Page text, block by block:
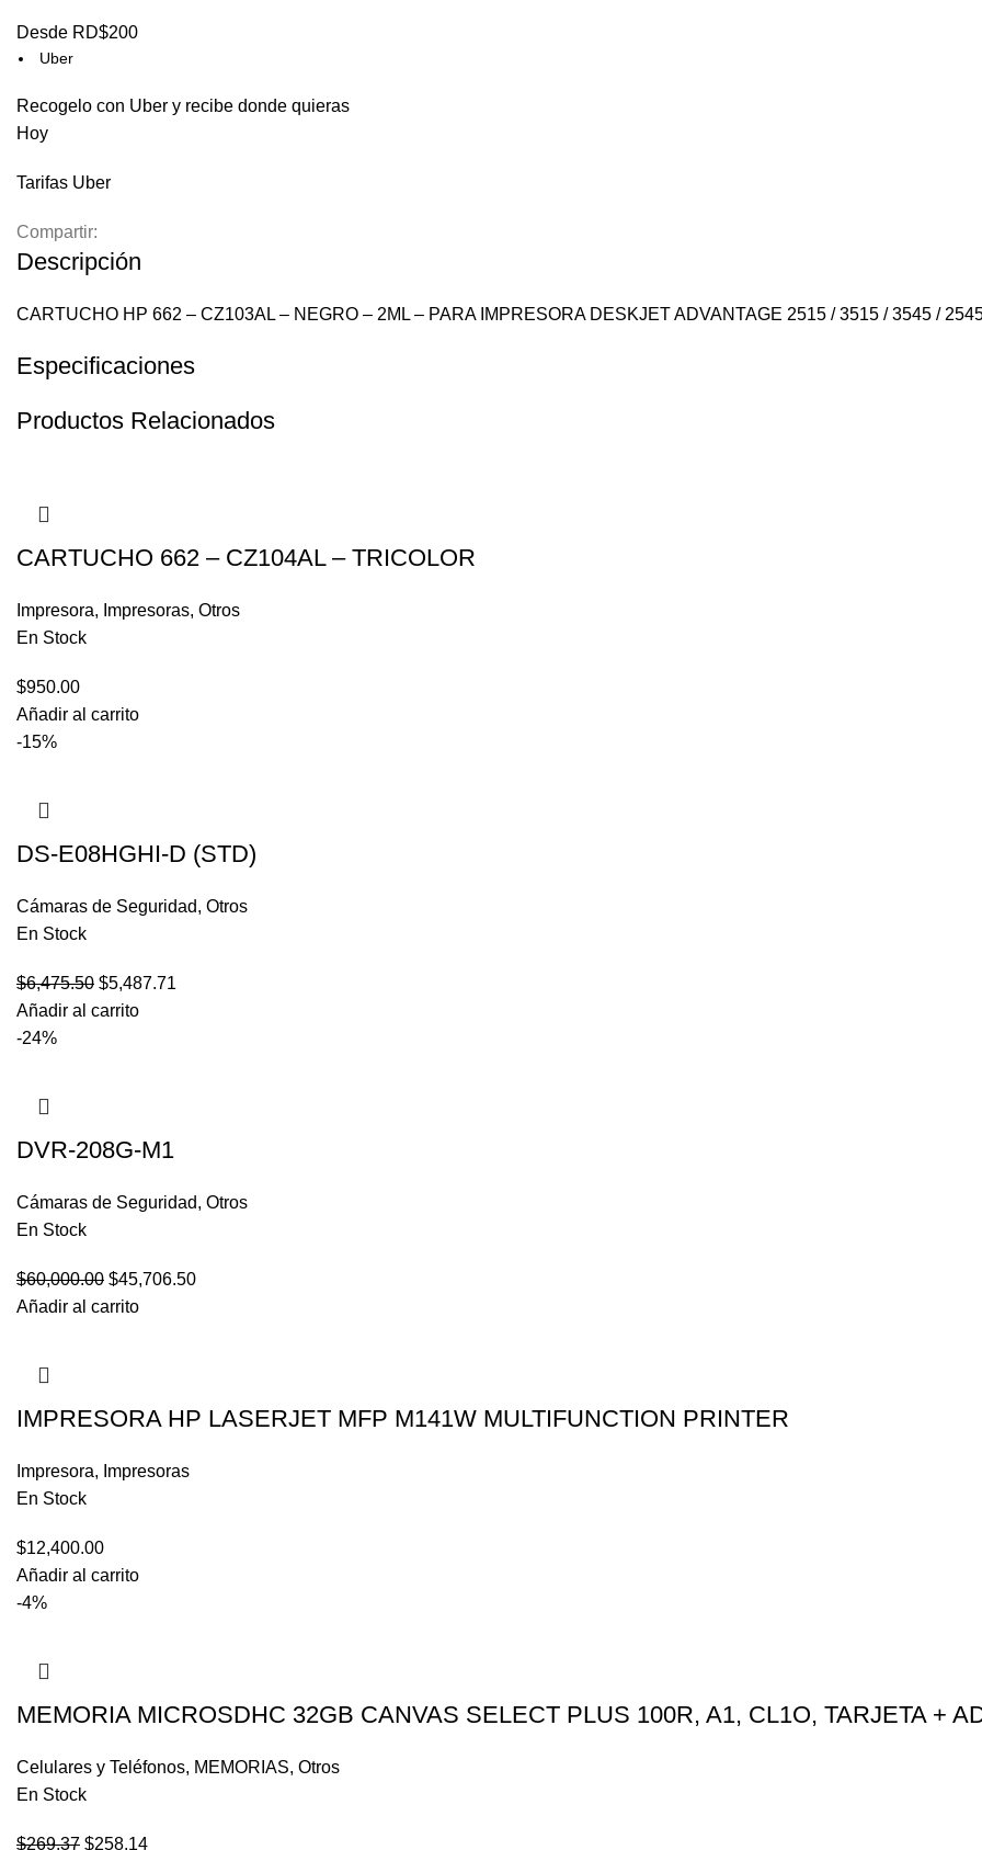
Desde RD$200
Uber
Recogelo con Uber y recibe donde quieras
Hoy
Tarifas Uber
Compartir:
Descripción
CARTUCHO HP 662 – CZ103AL – NEGRO – 2ML – PARA IMPRESORA DESKJET ADVANTAGE 2515 / 3515 / 3545 /
Especificaciones
Productos Relacionados
CARTUCHO 662 – CZ104AL – TRICOLOR
Impresora, Impresoras, Otros
En Stock
$950.00
Añadir al carrito
-15%
DS-E08HGHI-D (STD)
Cámaras de Seguridad, Otros
En Stock
$6,475.50 $5,487.71
Añadir al carrito
-24%
DVR-208G-M1
Cámaras de Seguridad, Otros
En Stock
$60,000.00 $45,706.50
Añadir al carrito
IMPRESORA HP LASERJET MFP M141W MULTIFUNCTION PRINTER
Impresora, Impresoras
En Stock
$12,400.00
Añadir al carrito
-4%
MEMORIA MICROSDHC 32GB CANVAS SELECT PLUS 100R, A1, CL1O, TARJETA +
Celulares y Teléfonos, MEMORIAS, Otros
En Stock
$269.37 $258.14